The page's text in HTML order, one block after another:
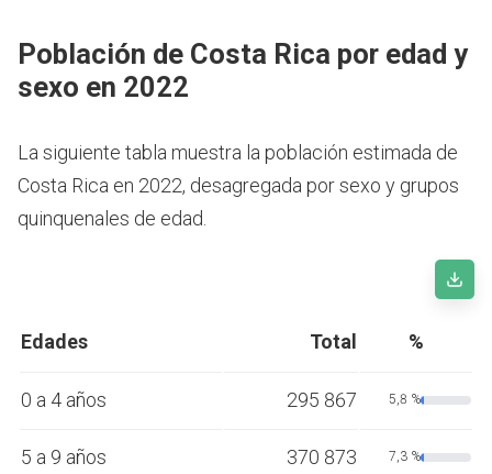
Población de Costa Rica por edad y
sexo en 2022
La siguiente tabla muestra la población estimada de
Costa Rica en 2022, desagregada por sexo y grupos
quinquenales de edad.
Edades Total %
0 a 4 años 295 867 5,8 %
5 a 9 años 370 873 7,3 %